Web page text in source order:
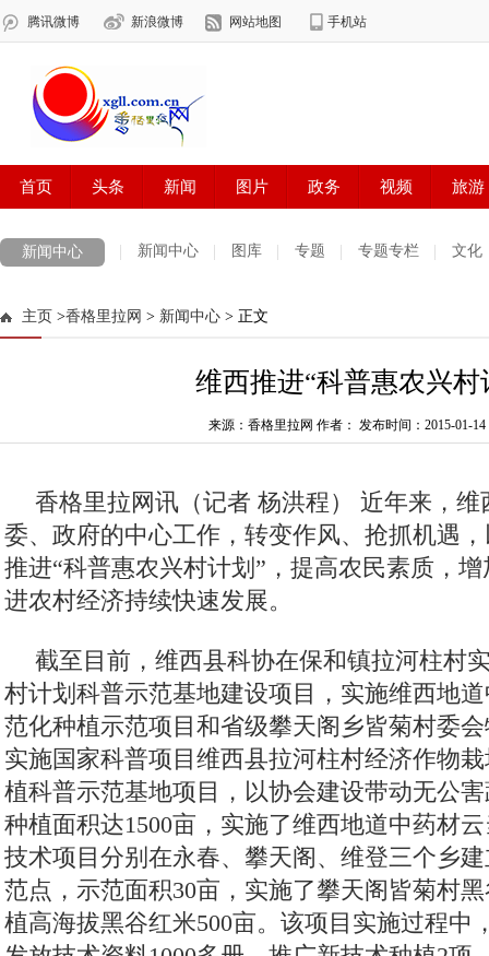
新闻中心 新闻中心 图库 专题 专题专栏 文化
法治迪庆
主页 >香格里拉网 > 新闻中心 > 正文
维西推进“科普惠农兴村
来源：香格里拉网 作者： 发布时间：2015-01-14
香格里拉网讯（记者 杨洪程）
近年来，维
委、政府的中心工作，转变作风、抢抓机遇
推进“科普惠农兴村计划”，提高农民素质，
进农村经济持续快速发展。
截至目前，维西县科协在保和镇拉河柱村
村计划科普示范基地建设项目，实施维西地
范化种植示范项目和省级攀天阁乡皆菊村委
实施国家科普项目维西县拉河柱村经济作物
植科普示范基地项目，以协会建设带动无公
种植面积达1500亩，实施了维西地道中药材
技术项目分别在永春、攀天阁、维登三个乡
范点，示范面积30亩，实施了攀天阁皆菊村
植高海拔黑谷红米500亩。该项目实施过程中